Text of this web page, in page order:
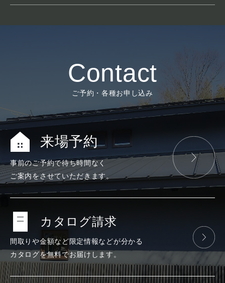
Contact
ご予約・各種お申し込み
来場予約
事前のご予約で待ち時間なく
ご案内をさせていただきます。
カタログ請求
間取りや金額など限定情報などが分かる
カタログを無料でお届けします。